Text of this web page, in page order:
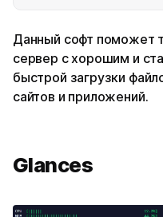
Данный софт поможет
сервер с хорошим и
быстрой загрузки
сайтов и приложений.
Glances